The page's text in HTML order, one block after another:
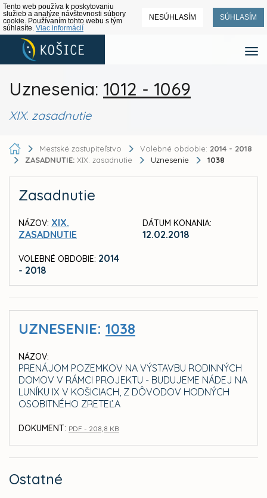
Tento web používa k poskytovaniu
služieb a analýze návštevnosti súbory
cookie. Používaním tohto webu s tým
súhlasíte. Viac informácií
NESÚHLASÍM SÚHLASÍM
Uznesenia: 1012 - 1069
XIX. zasadnutie
Mestské zastupiteľstvo Volebné obdobie: 2014 - 2018
ZASADNUTIE: XIX. zasadnutie Uznesenie 1038
Zasadnutie
NÁZOV: XIX.
ZASADNUTIE
VOLEBNÉ OBDOBIE: 2014
- 2018
DÁTUM KONANIA:
12.02.2018
UZNESENIE: 1038
NÁZOV:
PRENÁJOM POZEMKOV NA VÝSTAVBU RODINNÝCH
DOMOV V RÁMCI PROJEKTU - BUDUJEME NÁDEJ NA
LUNÍKU IX V KOŠICIACH, Z DÔVODOV HODNÝCH
OSOBITNÉHO ZRETEĽA
DOKUMENT: PDF - 208,8 KB
Ostatné